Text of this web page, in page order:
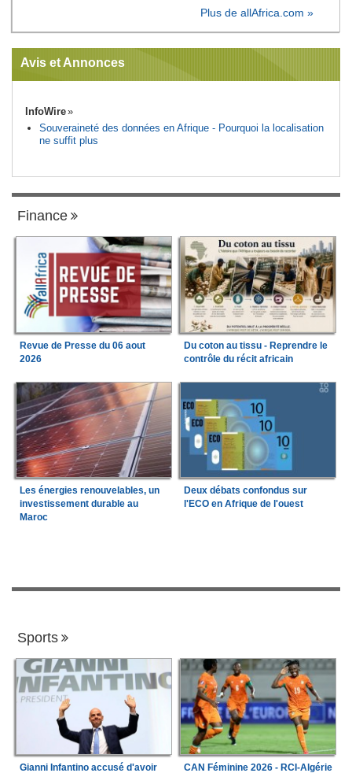
Plus de allAfrica.com »
Avis et Annonces
InfoWire
Souveraineté des données en Afrique - Pourquoi la localisation
ne suffit plus
Finance
Revue de Presse du 06 aout
2026
Du coton au tissu - Reprendre le
contrôle du récit africain
Les énergies renouvelables, un
investissement durable au
Maroc
Deux débats confondus sur
l'ECO en Afrique de l'ouest
Sports
Gianni Infantino accusé d'avoir
CAN Féminine 2026 - RCI-Algérie